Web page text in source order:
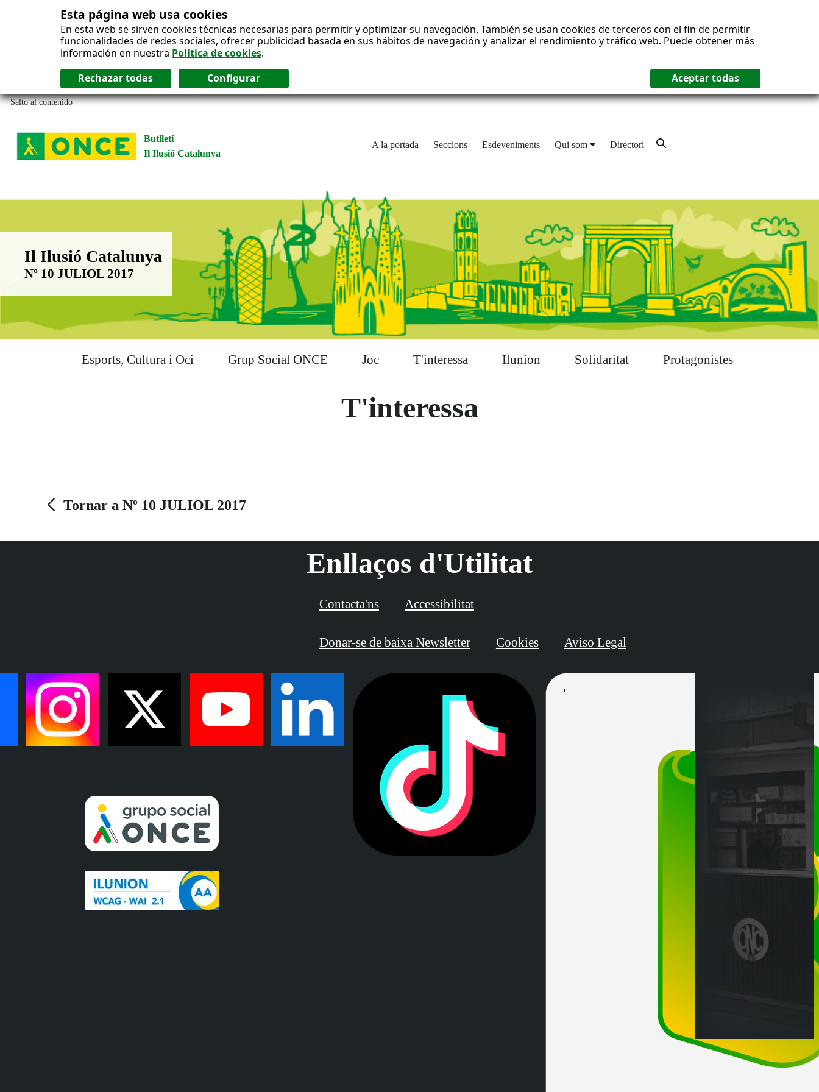
Esta página web usa cookies
En esta web se sirven cookies técnicas necesarias para permitir y optimizar su navegación. También se usan cookies de terceros con el fin de permitir
funcionalidades de redes sociales, ofrecer publicidad basada en sus hábitos de navegación y analizar el rendimiento y tráfico web. Puede obtener más
información en nuestra Política de cookies.
Salto al contenido
Butlletí
Il Ilusió Catalunya
A la portada Seccions Esdeveniments Qui som Directori
Boletín Il·lusió Catalunya
Il Ilusió Catalunya
Nº 10 JULIOL 2017
Esports, Cultura i Oci Grup Social ONCE Joc T'interessa Ilunion Solidaritat Protagonistes
T'interessa
Tornar a Nº 10 JULIOL 2017
Enllaços d'Utilitat
Contacta'ns Accessibilitat
Donar-se de baixa Newsletter Cookies Aviso Legal